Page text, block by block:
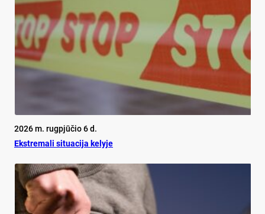
2026 m. rugpjūčio 6 d.
Ekst­re­ma­li si­tua­ci­ja ke­ly­je